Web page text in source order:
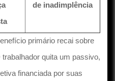
de inadimplência
primário recai sobre
quita um passivo,
financiada por suas